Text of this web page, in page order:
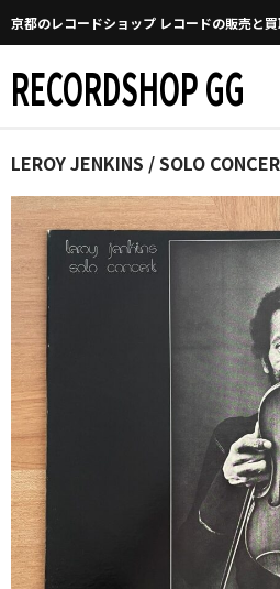
京都のレコードショップ レコードの販売と
RECORDSHOP GG
Home
マイページ
GGについて
買取について
取り置きなどについて
Categories
New Arrivals
新譜
GG RECORD （当店のレーベル）
全商品
LEROY JENKINS / SOLO